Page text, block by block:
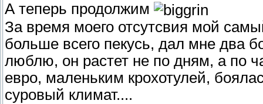
А теперь продолжим
За время моего отсутсвия мой
больше всего пекусь, дал мне два
люблю, он растет не по дням, а по
евро, маленьким крохотулей,
суровый климат....